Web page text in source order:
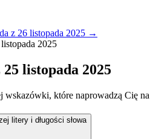
z 26 listopada 2025 →
2025
25 listopada 2025
wskazówki, które naprowadzą Cię
litery i długości słowa